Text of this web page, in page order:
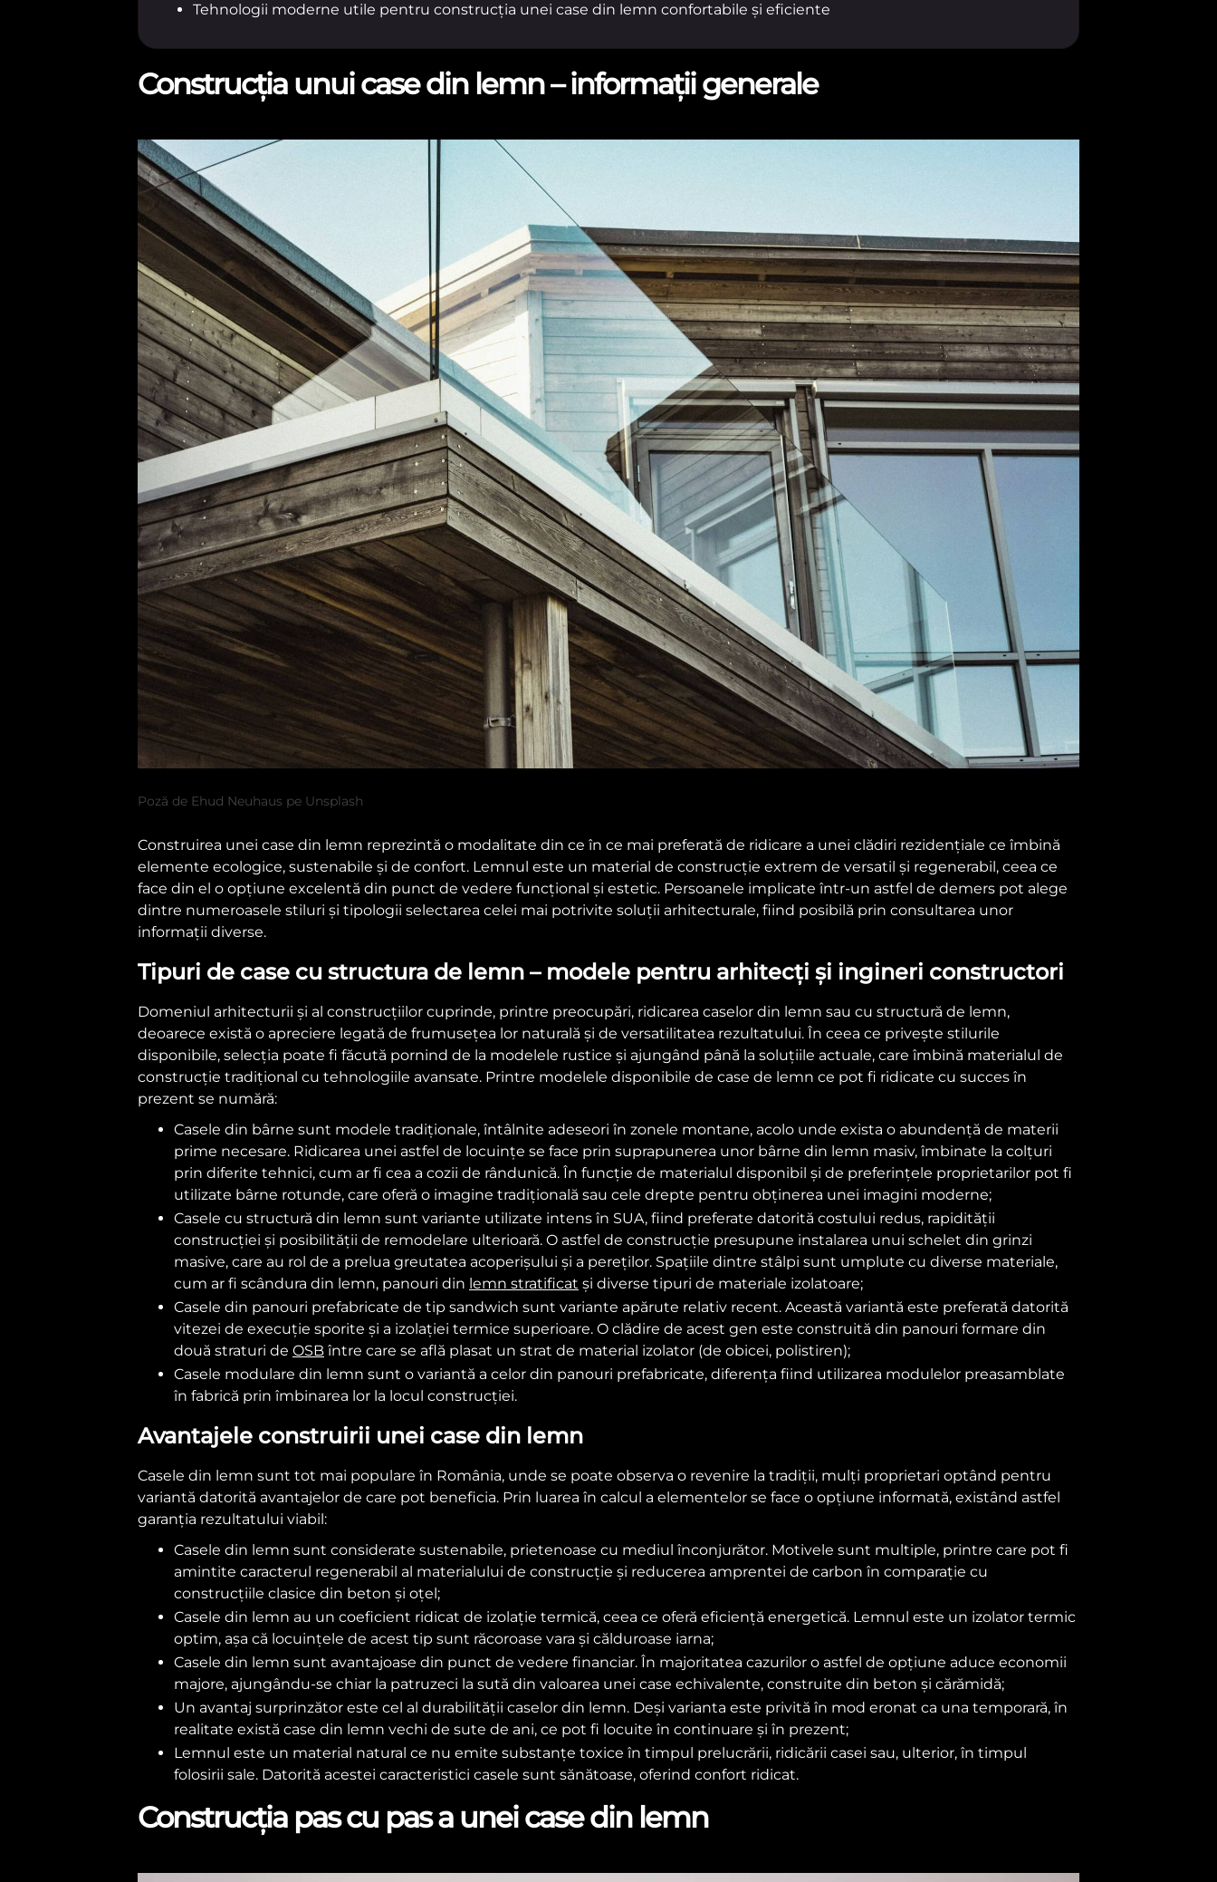
Tehnologii moderne utile pentru construcția unei case din lemn confortabile și eficiente
Construcția unui case din lemn – informații generale
Poză de Ehud Neuhaus pe Unsplash
Construirea unei case din lemn reprezintă o modalitate din ce în ce mai preferată de ridicare a unei clădiri rezidențiale ce îmbină
elemente ecologice, sustenabile și de confort. Lemnul este un material de construcție extrem de versatil și regenerabil, ceea ce
face din el o opțiune excelentă din punct de vedere funcțional și estetic. Persoanele implicate într-un astfel de demers pot alege
dintre numeroasele stiluri și tipologii selectarea celei mai potrivite soluții arhitecturale, fiind posibilă prin consultarea unor
informații diverse.
Tipuri de case cu structura de lemn – modele pentru arhitecți și ingineri constructori
Domeniul arhitecturii și al construcțiilor cuprinde, printre preocupări, ridicarea caselor din lemn sau cu structură de lemn,
deoarece există o apreciere legată de frumusețea lor naturală și de versatilitatea rezultatului. În ceea ce privește stilurile
disponibile, selecția poate fi făcută pornind de la modelele rustice și ajungând până la soluțiile actuale, care îmbină materialul de
construcție tradițional cu tehnologiile avansate. Printre modelele disponibile de case de lemn ce pot fi ridicate cu succes în
prezent se numără:
Casele din bârne sunt modele tradiționale, întâlnite adeseori în zonele montane, acolo unde exista o abundență de materii
prime necesare. Ridicarea unei astfel de locuințe se face prin suprapunerea unor bârne din lemn masiv, îmbinate la colțuri
prin diferite tehnici, cum ar fi cea a cozii de rândunică. În funcție de materialul disponibil și de preferințele proprietarilor pot fi
utilizate bârne rotunde, care oferă o imagine tradițională sau cele drepte pentru obținerea unei imagini moderne;
Casele cu structură din lemn sunt variante utilizate intens în SUA, fiind preferate datorită costului redus, rapidității
construcției și posibilității de remodelare ulterioară. O astfel de construcție presupune instalarea unui schelet din grinzi
masive, care au rol de a prelua greutatea acoperișului și a pereților. Spațiile dintre stâlpi sunt umplute cu diverse materiale,
cum ar fi scândura din lemn, panouri din lemn stratificat și diverse tipuri de materiale izolatoare;
Casele din panouri prefabricate de tip sandwich sunt variante apărute relativ recent. Această variantă este preferată datorită
vitezei de execuție sporite și a izolației termice superioare. O clădire de acest gen este construită din panouri formare din
două straturi de OSB între care se află plasat un strat de material izolator (de obicei, polistiren);
Casele modulare din lemn sunt o variantă a celor din panouri prefabricate, diferența fiind utilizarea modulelor preasamblate
în fabrică prin îmbinarea lor la locul construcției.
Avantajele construirii unei case din lemn
Casele din lemn sunt tot mai populare în România, unde se poate observa o revenire la tradiții, mulți proprietari optând pentru
variantă datorită avantajelor de care pot beneficia. Prin luarea în calcul a elementelor se face o opțiune informată, existând astfel
garanția rezultatului viabil:
Casele din lemn sunt considerate sustenabile, prietenoase cu mediul înconjurător. Motivele sunt multiple, printre care pot fi
amintite caracterul regenerabil al materialului de construcție și reducerea amprentei de carbon în comparație cu
construcțiile clasice din beton și oțel;
Casele din lemn au un coeficient ridicat de izolație termică, ceea ce oferă eficiență energetică. Lemnul este un izolator termic
optim, așa că locuințele de acest tip sunt răcoroase vara și călduroase iarna;
Casele din lemn sunt avantajoase din punct de vedere financiar. În majoritatea cazurilor o astfel de opțiune aduce economii
majore, ajungându-se chiar la patruzeci la sută din valoarea unei case echivalente, construite din beton și cărămidă;
Un avantaj surprinzător este cel al durabilității caselor din lemn. Deși varianta este privită în mod eronat ca una temporară, în
realitate există case din lemn vechi de sute de ani, ce pot fi locuite în continuare și în prezent;
Lemnul este un material natural ce nu emite substanțe toxice în timpul prelucrării, ridicării casei sau, ulterior, în timpul
folosirii sale. Datorită acestei caracteristici casele sunt sănătoase, oferind confort ridicat.
Construcția pas cu pas a unei case din lemn